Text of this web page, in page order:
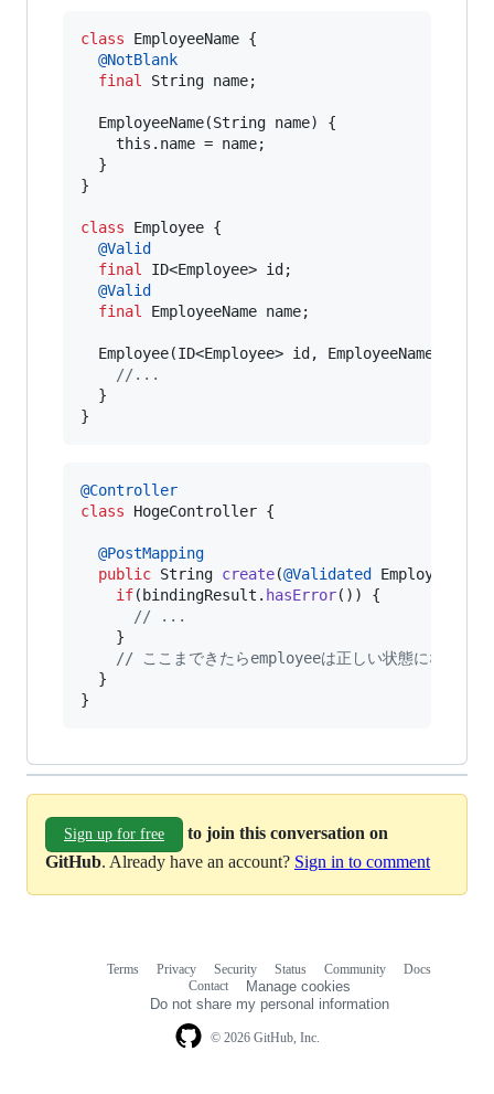
class EmployeeName {
@NotBlank
final
String name;
EmployeeName(String name) {
this . name = name;
  }
}
class Employee {
@Valid
final
ID<Employee> id ;
@Valid
final
EmployeeName name;
Employee(ID<Employee> id , EmployeeName
//...
  }
}
@Controller
class
HogeController {
@PostMapping
public String create(@Validated Employee
if( bindingResult . hasError()) {
// ...
    }
// ここまできたらemployeeは正しい状態になってる
  }
}
Sign up for free
to join this conversation on
GitHub. Already have an account? Sign in to comment
© 2026 GitHub, Inc.
Terms Privacy Security Status Community
Docs
Contact
Manage cookies
Do not share my personal information